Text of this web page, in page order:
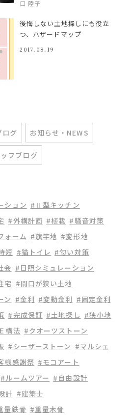
口 陸子
後悔しない土地探しにも役立
つ、ハザードマップ
2017.08.19
ログ お知らせ・NEWS
フブログ
ション #Ⅱ型キッチン
#外構計画 #植栽 #騒音対策
ォーム #旗竿地 #変形地
短 #猫トイレ #匂い対策
会 #日照シミュレーション
宅 #間口が狭い土地
ン #金利 #変動金利 #固定金利
#完成保証 #土地探し #狭小地
構法 #クオーツストーン
#シーザーストーン #マルシェ
様感謝祭 #モコアート
#ルームツアー #自由設計
計 #建築士
量鉄骨 #重量木骨